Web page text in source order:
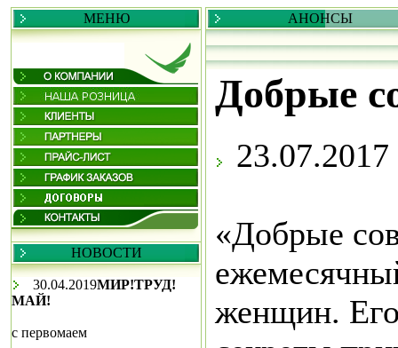
МЕНЮ
НОВОСТИ
30.04.2019МИР!ТРУД!
МАЙ!
с первомаем
АНОНСЫ
Добрые
23.07.2017
«Добрые
женщин.